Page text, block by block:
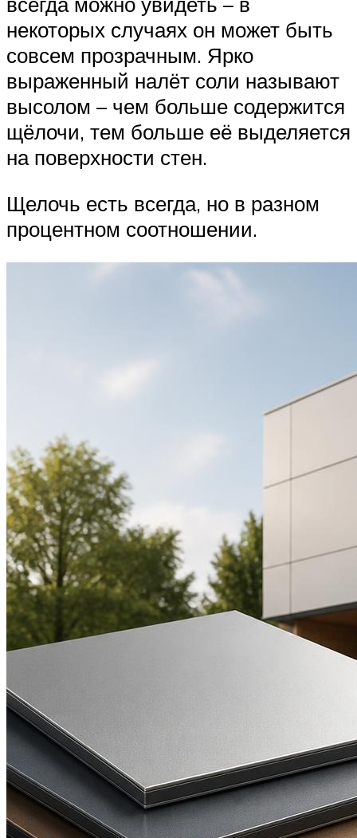
некоторых случаях он может быть
совсем прозрачным. Ярко
выраженный налёт соли называют
высолом – чем больше содержится
щёлочи, тем больше её выделяется
на поверхности стен.
Щелочь есть всегда, но в разном
процентном соотношении.